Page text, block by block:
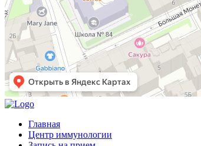
Главная
Центр иммунологии